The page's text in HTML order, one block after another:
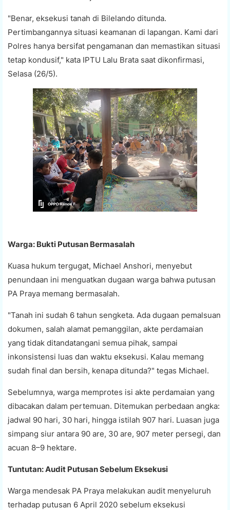
"Benar, eksekusi tanah di Bilelando ditunda.
Pertimbangannya situasi keamanan di lapangan. Kami dari
Polres hanya bersifat pengamanan dan memastikan situasi
tetap kondusif," kata IPTU Lalu Brata saat dikonfirmasi,
Selasa (26/5).
Warga: Bukti Putusan Bermasalah
Kuasa hukum tergugat, Michael Anshori, menyebut
penundaan ini menguatkan dugaan warga bahwa putusan
PA Praya memang bermasalah.
"Tanah ini sudah 6 tahun sengketa. Ada dugaan pemalsuan
dokumen, salah alamat pemanggilan, akte perdamaian
yang tidak ditandatangani semua pihak, sampai
inkonsistensi luas dan waktu eksekusi. Kalau memang
sudah final dan bersih, kenapa ditunda?" tegas Michael.
Sebelumnya, warga memprotes isi akte perdamaian yang
dibacakan dalam pertemuan. Ditemukan perbedaan angka:
jadwal 90 hari, 30 hari, hingga istilah 907 hari. Luasan juga
simpang siur antara 90 are, 30 are, 907 meter persegi, dan
acuan 8–9 hektare.
Tuntutan: Audit Putusan Sebelum Eksekusi
Warga mendesak PA Praya melakukan audit menyeluruh
terhadap putusan 6 April 2020 sebelum eksekusi